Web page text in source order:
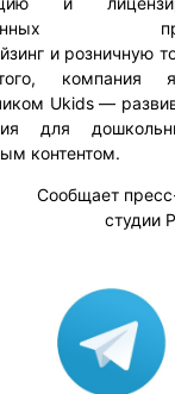
и розничную
компания
Ukids —
для
контентом.
Сообщает
студии